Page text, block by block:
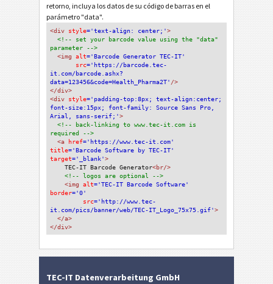
retorno, incluya los datos de su código de barras en el
parámetro "data".
<div style='text-align: center;'>
<!-- set your barcode value using the "data"
parameter -->
<img alt='Barcode Generator TEC-IT'
src='https://barcode.tec-
it.com/barcode.ashx?
data=123456&code=Health_Pharma2T' />
</div>
<div style='padding-top:8px; text-align:center;
font-size:15px; font-family: Source Sans Pro,
Arial, sans-serif;'>
<!-- back-linking to www.tec-it.com is
required -->
<a href='https://www.tec-it.com'
title='Barcode Software by TEC-IT'
target='_blank'>
TEC-IT Barcode Generator<br/>
<!-- logos are optional -->
<img alt='TEC-IT Barcode Software'
border='0'
src='http://www.tec-
it.com/pics/banner/web/TEC-IT_Logo_75x75.gif'>
</a>
</div>
TEC-IT Datenverarbeitung GmbH